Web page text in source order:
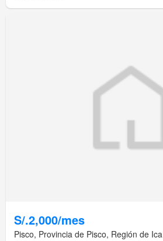
S/.2,000/mes
Pisco, Provincia de Pisco, Región de Ica